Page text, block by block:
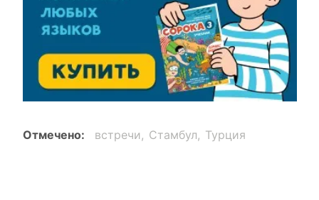
Отмечено встречи Стамбул Турция